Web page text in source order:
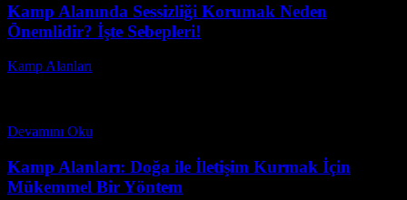
Kamp Alanında Sessizliği Korumak Neden
Önemlidir? İşte Sebepleri!
Kamp Alanları
Devamını Oku
Kamp Alanları: Doğa ile İletişim Kurmak İçin
Mükemmel Bir Yöntem